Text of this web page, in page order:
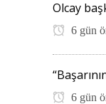
Olcay
6 gün
6 gün